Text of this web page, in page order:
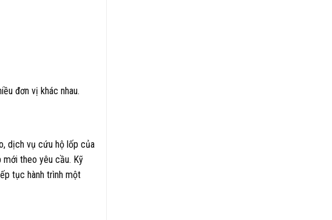
đơn vị khác nhau.
dịch vụ cứu hộ lốp của
mới theo yêu cầu. Kỹ
tục hành trình một